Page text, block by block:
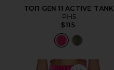
ТОП GEN 11 ACTIVE TANK
PH5
$115